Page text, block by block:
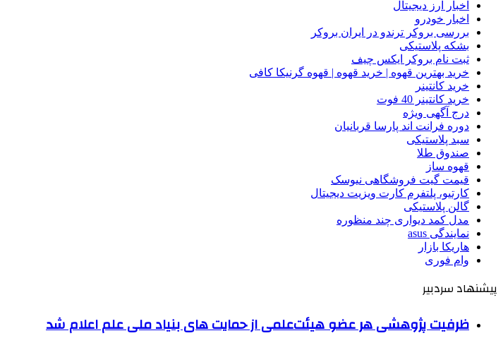
اخبار ارز دیجیتال
اخبار خودرو
بررسی بروکر ترندو در ایران بروکر
بشکه پلاستیکی
ثبت نام بروکر ایکس چیف
خرید بهترین قهوه | خرید قهوه | قهوه گرنیکا کافی
خرید کانتینر
خرید کانتینر 40 فوت
درج آگهی ویژه
دوره فرانت اند پارسا قربانیان
سبد پلاستیکی
صندوق طلا
قهوه ساز
قیمت گیت فروشگاهی نیوسک
کارتیو، پلتفرم کارت ویزیت دیجیتال
گالن پلاستیکی
مدل کمد دیواری چند منظوره
نمایندگی asus
هاریکا بازار
وام فوری
پیشنهاد سردبیر
ظرفیت پژوهشی هر عضو هیئت‌علمی از حمایت های بنیاد ملی علم اعلام شد